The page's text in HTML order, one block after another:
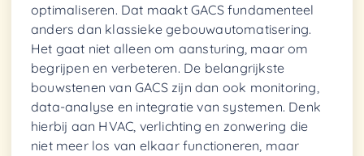
optimaliseren. Dat maakt GACS fundamenteel
anders dan klassieke gebouwautomatisering.
Het gaat niet alleen om aansturing, maar om
begrijpen en verbeteren. De belangrijkste
bouwstenen van GACS zijn dan ook monitoring,
data-analyse en integratie van systemen. Denk
hierbij aan HVAC, verlichting en zonwering die
niet meer los van elkaar functioneren, maar